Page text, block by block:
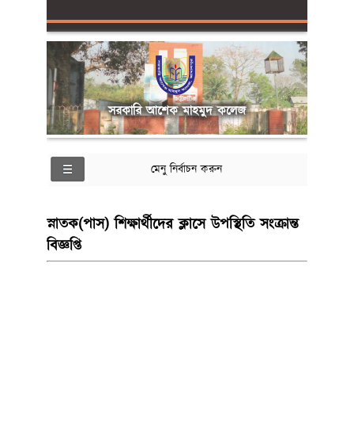
সরকারি আশেক মাহমুদ কলেজ
মেনু নির্বাচন করুন
স্নাতক(পাস) শিক্ষার্থীদের ক্লাসে উপস্থিতি সংক্রান্ত
বিজ্ঞপ্তি